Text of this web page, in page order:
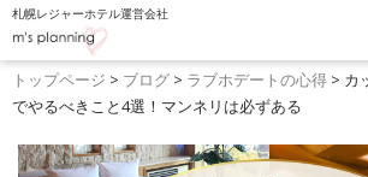
札幌レジャーホテル運営会社
トップぺージ
ホテルリスト
トップページ > ブログ > ラブホデートの心得 > カ
でやるべきこと4選！マンネリは必ずある